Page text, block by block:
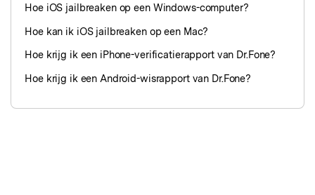
Hoe iOS jailbreaken op een Windows-computer?
Hoe kan ik iOS jailbreaken op een Mac?
Hoe krijg ik een iPhone-verificatierapport van Dr.Fone?
Hoe krijg ik een Android-wisrapport van Dr.Fone?